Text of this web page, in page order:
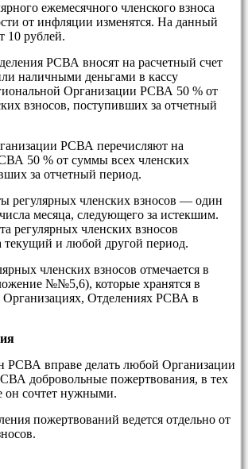
ежемесячного членского взноса
от инфляции изменятся. На данный
10 рублей.
РСВА вносят на расчетный счет
наличными деньгами в кассу
Организации РСВА 50 % от
взносов, поступивших за отчетный
РСВА перечисляют на
50 % от суммы всех членских
за отчетный период.
регулярных членских взносов — один
месяца, следующего за истекшим.
регулярных членских взносов
текущий и любой другой период.
членских взносов отмечается в
№№5,6), которые хранятся в
Организациях, Отделениях РСВА в
РСВА вправе делать любой Организации
добровольные пожертвования, в тех
он сочтет нужными.
пожертвований ведется отдельно от